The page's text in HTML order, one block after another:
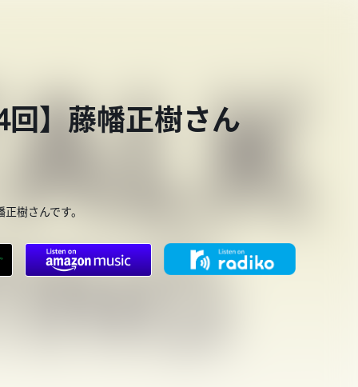
回】藤幡正樹さん
樹さんです。